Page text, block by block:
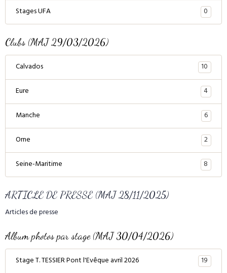
Stages UFA
0
Clubs (MAJ 29/03/2026)
Calvados
10
Eure
4
Manche
6
Orne
2
Seine-Maritime
8
ARTICLE DE PRESSE (MAJ 28/11/2025)
Articles de presse
Album photos par stage (MAJ 30/04/2026)
Stage T. TESSIER Pont l'Evêque avril 2026 19